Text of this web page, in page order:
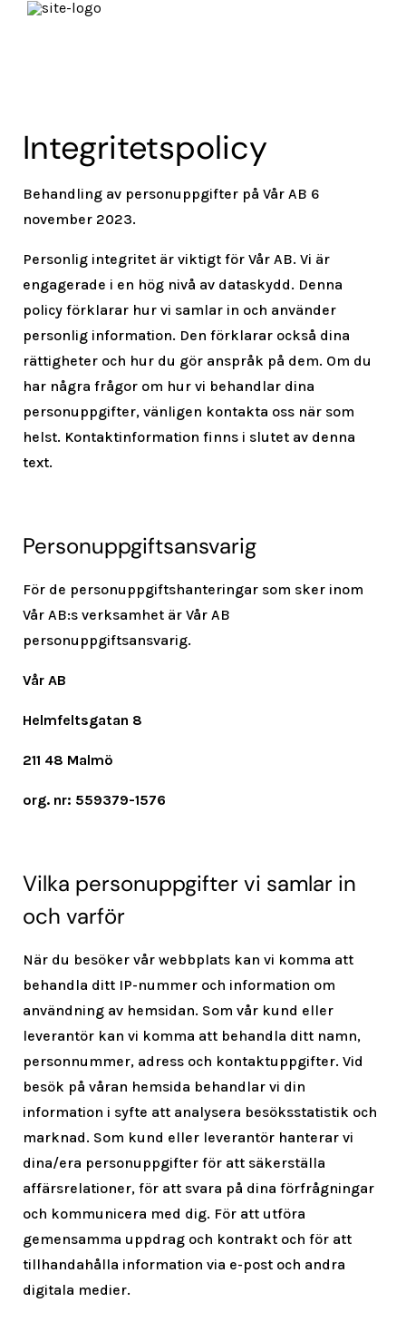
Integritetspolicy
Behandling av personuppgifter på Vår AB 6
november 2023.
Personlig integritet är viktigt för Vår AB. Vi är
engagerade i en hög nivå av dataskydd. Denna
policy förklarar hur vi samlar in och använder
personlig information. Den förklarar också dina
rättigheter och hur du gör anspråk på dem. Om du
har några frågor om hur vi behandlar dina
personuppgifter, vänligen kontakta oss när som
helst. Kontaktinformation finns i slutet av denna
text.
Personuppgiftsansvarig
För de personuppgiftshanteringar som sker inom
Vår AB:s verksamhet är Vår AB
personuppgiftsansvarig.
Vår AB
Helmfeltsgatan 8
211 48 Malmö
org. nr: 559379-1576
Vilka personuppgifter vi samlar in
och varför
När du besöker vår webbplats kan vi komma att
behandla ditt IP-nummer och information om
användning av hemsidan. Som vår kund eller
leverantör kan vi komma att behandla ditt namn,
personnummer, adress och kontaktuppgifter. Vid
besök på våran hemsida behandlar vi din
information i syfte att analysera besöksstatistik och
marknad. Som kund eller leverantör hanterar vi
dina/era personuppgifter för att säkerställa
affärsrelationer, för att svara på dina förfrågningar
och kommunicera med dig. För att utföra
gemensamma uppdrag och kontrakt och för att
tillhandahålla information via e-post och andra
digitala medier.